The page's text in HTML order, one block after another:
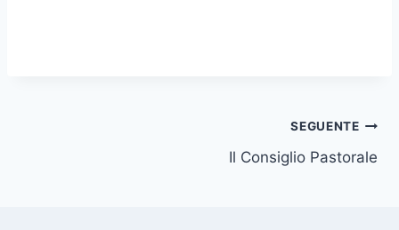
SEGUENTE
Il Consiglio Pastorale